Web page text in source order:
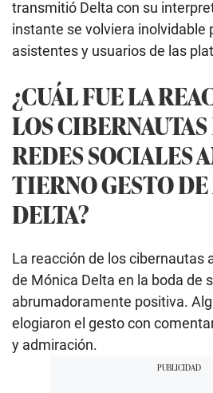
transmitió Delta con su
instante se volviera inolvidable
asistentes y usuarios de las
¿CUÁL FUE LA
LOS CIBERNAUTAS
REDES SOCIALES
TIERNO GESTO
DELTA?
La reacción de los cibernautas
de Mónica Delta en la boda de
abrumadoramente positiva.
elogiaron el gesto con
y admiración.